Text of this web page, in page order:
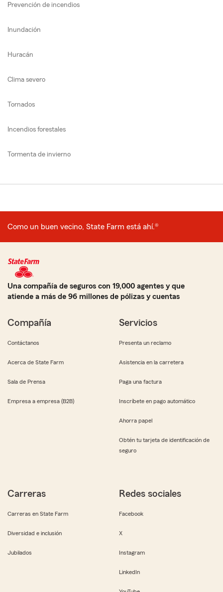
Prevención de incendios
Inundación
Huracán
Clima severo
Tornados
Incendios forestales
Tormenta de invierno
Como un buen vecino, State Farm está ahí.®
Una compañía de seguros con 19,000 agentes y que
atiende a más de 96 millones de pólizas y cuentas
Compañía
Contáctanos
Acerca de State Farm
Sala de Prensa
Empresa a empresa (B2B)
Servicios
Presenta un reclamo
Asistencia en la carretera
Paga una factura
Inscríbete en pago automático
Ahorra papel
Obtén tu tarjeta de identificación de
seguro
Carreras
Carreras en State Farm
Diversidad e inclusión
Jubilados
Redes sociales
Facebook
X
Instagram
LinkedIn